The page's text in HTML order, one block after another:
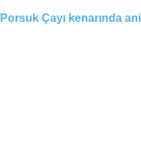
Porsuk Çayı kenarında